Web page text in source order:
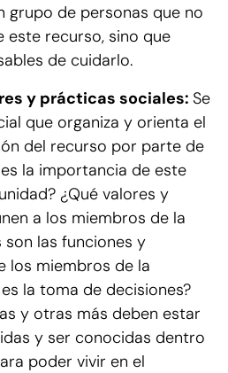
grupo de personas que no
este recurso, sino que
de cuidarlo.
y prácticas sociales: Se
que organiza y orienta el
del recurso por parte de
la importancia de este
¿Qué valores y
a los miembros de la
son las funciones y
los miembros de la
la toma de decisiones?
y otras más deben estar
y ser conocidas dentro
poder vivir en el